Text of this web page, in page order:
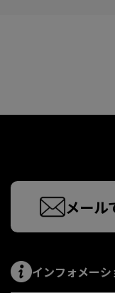
メール
インフォメーシ